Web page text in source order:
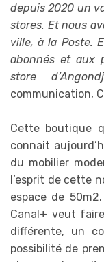
depuis 2020 un
stores. Et nous
ville, à la Poste.
abonnés et aux
store
communication,
Cette boutique
connait
du mobilier
l’esprit de cette
espace de
Canal+ veut
différente, un
possibilité de